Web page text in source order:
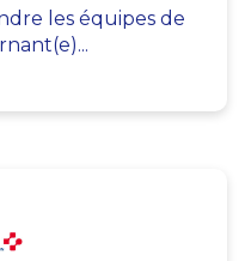
les équipes de